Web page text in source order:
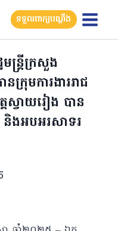
ទទួលពាក្យបណ្តឹង
ន្រ្តីក្រសួង
ក្រុមការងាររាជ
តស្វាយរៀង បាន
ងអបអរសាទរ